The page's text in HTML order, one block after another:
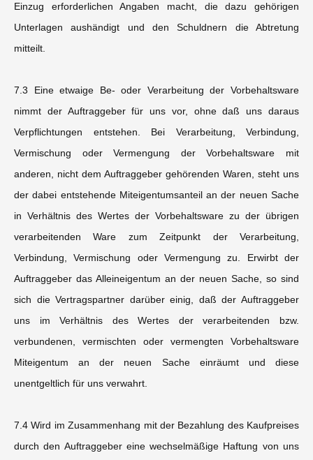
Einzug erforderlichen Angaben macht, die dazu gehörigen
Unterlagen aushändigt und den Schuldnern die Abtretung
mitteilt.
7.3 Eine etwaige Be- oder Verarbeitung der Vorbehaltsware
nimmt der Auftraggeber für uns vor, ohne daß uns daraus
Verpflichtungen entstehen. Bei Verarbeitung, Verbindung,
Vermischung oder Vermengung der Vorbehaltsware mit
anderen, nicht dem Auftraggeber gehörenden Waren, steht uns
der dabei entstehende Miteigentumsanteil an der neuen Sache
in Verhältnis des Wertes der Vorbehaltsware zu der übrigen
verarbeitenden Ware zum Zeitpunkt der Verarbeitung,
Verbindung, Vermischung oder Vermengung zu. Erwirbt der
Auftraggeber das Alleineigentum an der neuen Sache, so sind
sich die Vertragspartner darüber einig, daß der Auftraggeber
uns im Verhältnis des Wertes der verarbeitenden bzw.
verbundenen, vermischten oder vermengten Vorbehaltsware
Miteigentum an der neuen Sache einräumt und diese
unentgeltlich für uns verwahrt.
7.4 Wird im Zusammenhang mit der Bezahlung des Kaufpreises
durch den Auftraggeber eine wechselmäßige Haftung von uns